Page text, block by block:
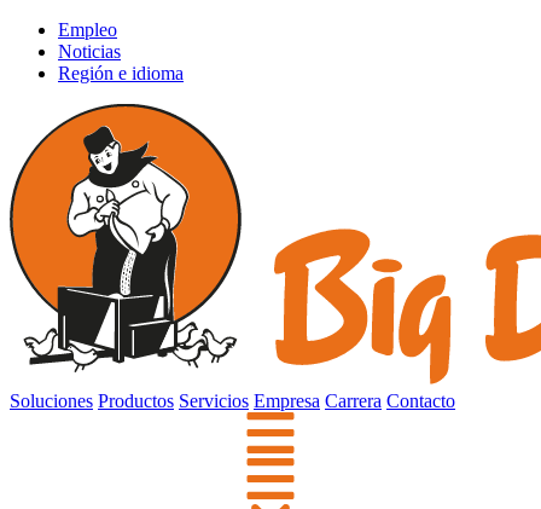
Empleo
Noticias
Región e idioma
Soluciones Productos Servicios Empresa Carrera Contacto